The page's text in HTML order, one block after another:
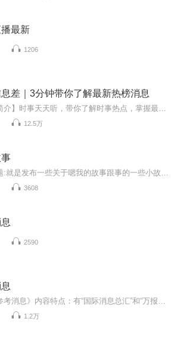
最新
1206
差｜3分钟带你了解最新热榜消息
12.5万
3608
2590
1.2万